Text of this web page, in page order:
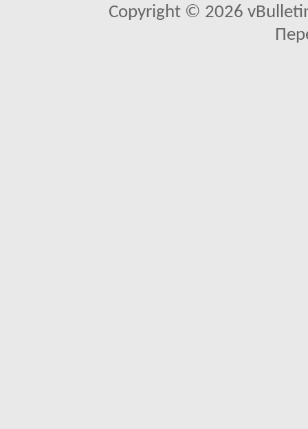
Copyright © 2026